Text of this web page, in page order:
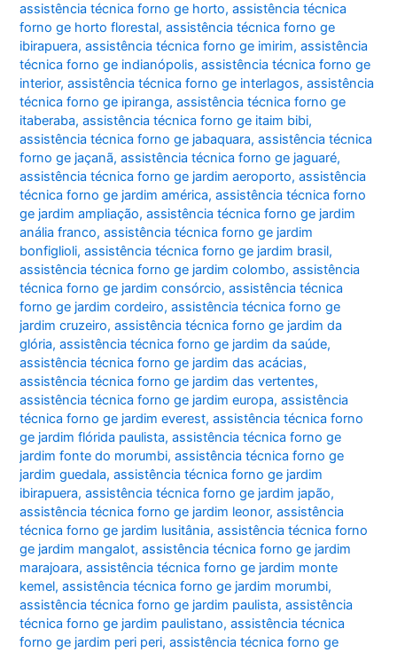
assistência técnica forno ge horto,assistência técnica
forno ge horto florestal,assistência técnica forno ge
ibirapuera,assistência técnica forno ge imirim,assistência
técnica forno ge indianópolis,assistência técnica forno ge
interior,assistência técnica forno ge interlagos,assistência
técnica forno ge ipiranga,assistência técnica forno ge
itaberaba,assistência técnica forno ge itaim bibi,
assistência técnica forno ge jabaquara,assistência técnica
forno ge jaçanã,assistência técnica forno ge jaguaré,
assistência técnica forno ge jardim aeroporto,assistência
técnica forno ge jardim américa,assistência técnica forno
ge jardim ampliação,assistência técnica forno ge jardim
anália franco,assistência técnica forno ge jardim
bonfiglioli,assistência técnica forno ge jardim brasil,
assistência técnica forno ge jardim colombo,assistência
técnica forno ge jardim consórcio,assistência técnica
forno ge jardim cordeiro,assistência técnica forno ge
jardim cruzeiro,assistência técnica forno ge jardim da
glória,assistência técnica forno ge jardim da saúde,
assistência técnica forno ge jardim das acácias,
assistência técnica forno ge jardim das vertentes,
assistência técnica forno ge jardim europa,assistência
técnica forno ge jardim everest,assistência técnica forno
ge jardim flórida paulista,assistência técnica forno ge
jardim fonte do morumbi,assistência técnica forno ge
jardim guedala,assistência técnica forno ge jardim
ibirapuera,assistência técnica forno ge jardim japão,
assistência técnica forno ge jardim leonor,assistência
técnica forno ge jardim lusitânia,assistência técnica forno
ge jardim mangalot,assistência técnica forno ge jardim
marajoara,assistência técnica forno ge jardim monte
kemel,assistência técnica forno ge jardim morumbi,
assistência técnica forno ge jardim paulista,assistência
técnica forno ge jardim paulistano,assistência técnica
forno ge jardim peri peri,assistência técnica forno ge